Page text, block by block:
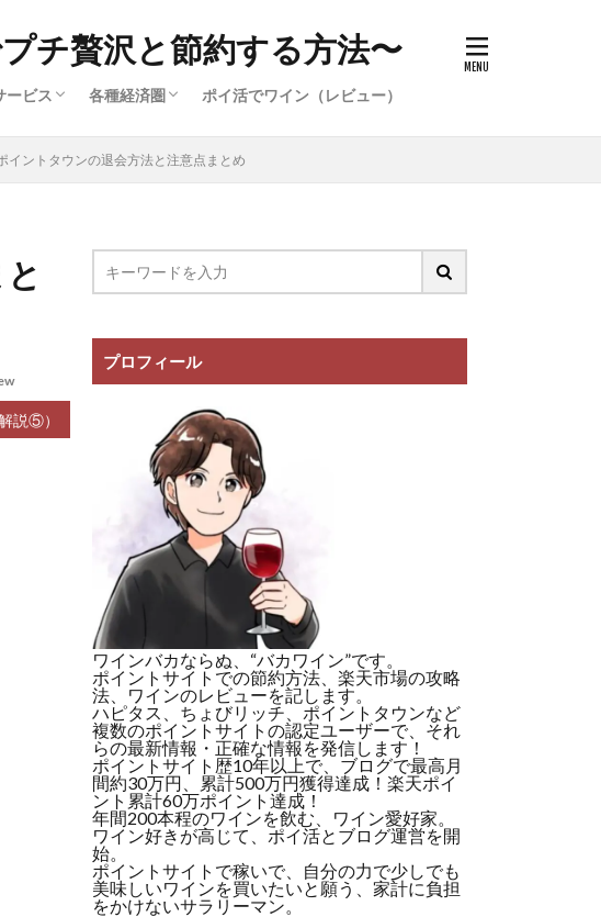
チ贅沢と節約する方法〜
ービス
ポイ活案件）
ン（ポイ活案件）
さと納税（ポイ活案件）
ネット接続（ポイ活案
競技など（ポイ活案件）
各種経済圏
イオン経済圏の攻略
楽天経済圏の攻略
ポイ活でワイン（レビュー）
イントタウンの退会方法と注意点まとめ
説⑤）
プロフィール
ワインバカならぬ、“バカワイン”です。
ポイントサイトでの節約方法、楽天市場の攻略
法、ワインのレビューを記します。
ハピタス、ちょびリッチ、ポイントタウンなど
複数のポイントサイトの認定ユーザーで、それ
らの最新情報・正確な情報を発信します！
ポイントサイト歴10年以上で、ブログで最高月
間約30万円、累計500万円獲得達成！楽天ポイ
ント累計60万ポイント達成！
年間200本程のワインを飲む、ワイン愛好家。
ワイン好きが高じて、ポイ活とブログ運営を開
始。
ポイントサイトで稼いで、自分の力で少しでも
美味しいワインを買いたいと願う、家計に負担
をかけないサラリーマン。